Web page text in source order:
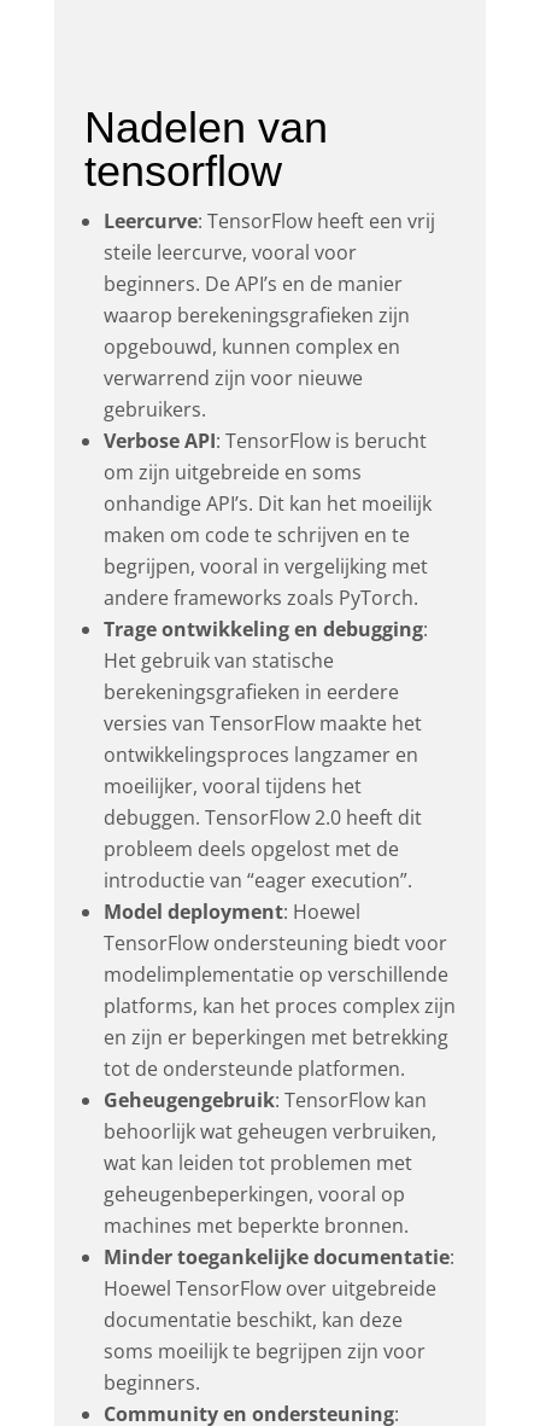
Nadelen van
tensorflow
Leercurve: TensorFlow heeft een vrij
steile leercurve, vooral voor
beginners. De API’s en de manier
waarop berekeningsgrafieken zijn
opgebouwd, kunnen complex en
verwarrend zijn voor nieuwe
gebruikers.
Verbose API: TensorFlow is berucht
om zijn uitgebreide en soms
onhandige API’s. Dit kan het moeilijk
maken om code te schrijven en te
begrijpen, vooral in vergelijking met
andere frameworks zoals PyTorch.
Trage ontwikkeling en debugging:
Het gebruik van statische
berekeningsgrafieken in eerdere
versies van TensorFlow maakte het
ontwikkelingsproces langzamer en
moeilijker, vooral tijdens het
debuggen. TensorFlow 2.0 heeft dit
probleem deels opgelost met de
introductie van “eager execution”.
Model deployment: Hoewel
TensorFlow ondersteuning biedt voor
modelimplementatie op verschillende
platforms, kan het proces complex zijn
en zijn er beperkingen met betrekking
tot de ondersteunde platformen.
Geheugengebruik: TensorFlow kan
behoorlijk wat geheugen verbruiken,
wat kan leiden tot problemen met
geheugenbeperkingen, vooral op
machines met beperkte bronnen.
Minder toegankelijke documentatie:
Hoewel TensorFlow over uitgebreide
documentatie beschikt, kan deze
soms moeilijk te begrijpen zijn voor
beginners.
Community en ondersteuning: